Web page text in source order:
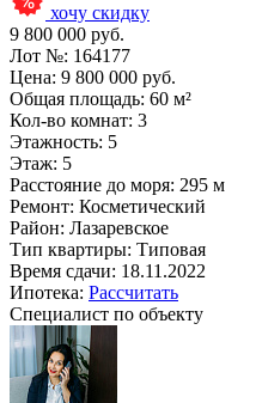
хочу скидку
9 800 000 руб.
Лот №: 164177
Цена: 9 800 000 руб.
Общая площадь: 60 м²
Кол-во комнат: 3
Этажность: 5
Этаж: 5
Расстояние до моря: 295 м
Ремонт: Косметический
Район: Лазаревское
Тип квартиры: Типовая
Время сдачи: 18.11.2022
Ипотека: Рассчитать
Специалист по объекту